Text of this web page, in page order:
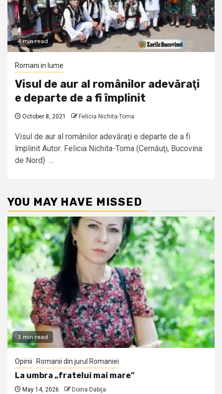
4 min read
Romani in lume
Visul de aur al românilor adevăraţi
e departe de a fi împlinit
October 8, 2021 Felicia Nichita-Toma
Visul de aur al românilor adevăraţi e departe de a fi
împlinit Autor: Felicia Nichita-Toma (Cernăuţi, Bucovina
de Nord) ...
YOU MAY HAVE MISSED
3 min read
Opinii Romanii din jurul Romaniei
La umbra „fratelui mai mare”
May 14, 2026 Doina Dabija